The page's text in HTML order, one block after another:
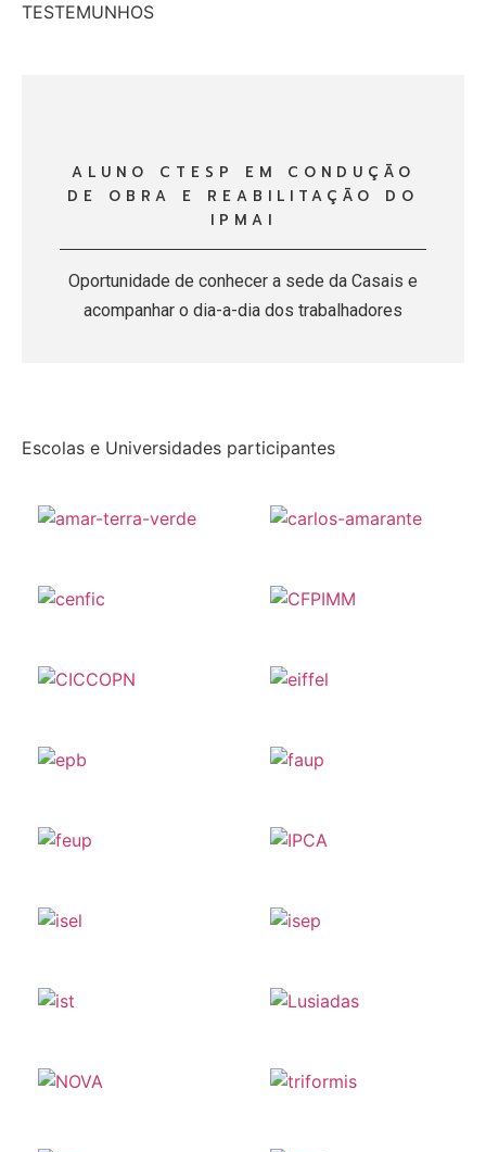
TESTEMUNHOS
ALUNO CTESP EM CONDUÇÃO
DE OBRA E REABILITAÇÃO DO
IPMAI
Oportunidade de conhecer a sede da Casais e
acompanhar o dia-a-dia dos trabalhadores
Escolas e Universidades participantes